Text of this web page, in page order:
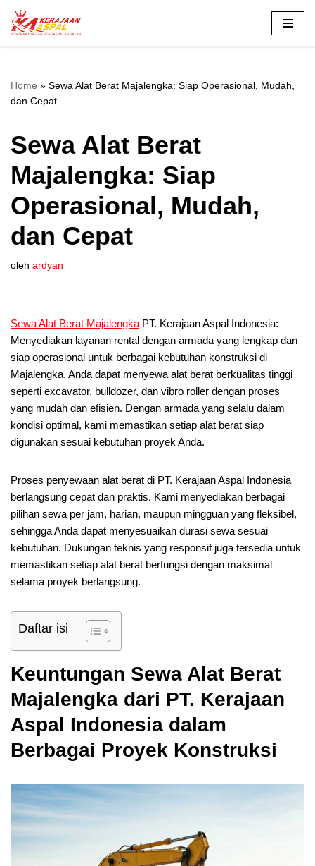
Lompat
Home » Sewa Alat Berat Majalengka: Siap Operasional, Mudah,
dan Cepat
Sewa Alat Berat
Majalengka: Siap
Operasional, Mudah,
dan Cepat
oleh ardyan
Sewa Alat Berat Majalengka PT. Kerajaan Aspal Indonesia:
Menyediakan layanan rental dengan armada yang lengkap dan
siap operasional untuk berbagai kebutuhan konstruksi di
Majalengka. Anda dapat menyewa alat berat berkualitas tinggi
seperti excavator, bulldozer, dan vibro roller dengan proses
yang mudah dan efisien. Dengan armada yang selalu dalam
kondisi optimal, kami memastikan setiap alat berat siap
digunakan sesuai kebutuhan proyek Anda.
Proses penyewaan alat berat di PT. Kerajaan Aspal Indonesia
berlangsung cepat dan praktis. Kami menyediakan berbagai
pilihan sewa per jam, harian, maupun mingguan yang fleksibel,
sehingga Anda dapat menyesuaikan durasi sewa sesuai
kebutuhan. Dukungan teknis yang responsif juga tersedia untuk
memastikan setiap alat berat berfungsi dengan maksimal
selama proyek berlangsung.
Daftar isi
Keuntungan Sewa Alat Berat
Majalengka dari PT. Kerajaan
Aspal Indonesia dalam
Berbagai Proyek Konstruksi